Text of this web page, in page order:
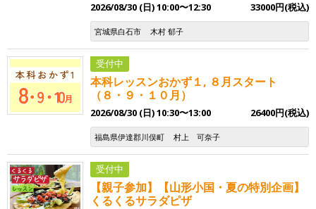
2026/08/30 (日) 10:00〜12:30 33000円(税込)
宮城県白石市 木村 郁子
受付中
本科レッスンおかず１, ８月スタート
（８・９・１０月）
2026/08/30 (日) 10:30〜13:00 26400円(税込)
福島県伊達郡川俣町 村上 可奈子
受付中
【親子参加】【山形小国・夏の特別企画】
くるくるサラダピザ